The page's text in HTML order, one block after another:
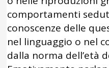
comportamenti
conoscenze delle
nel linguaggio o nel
dalla norma dell’età